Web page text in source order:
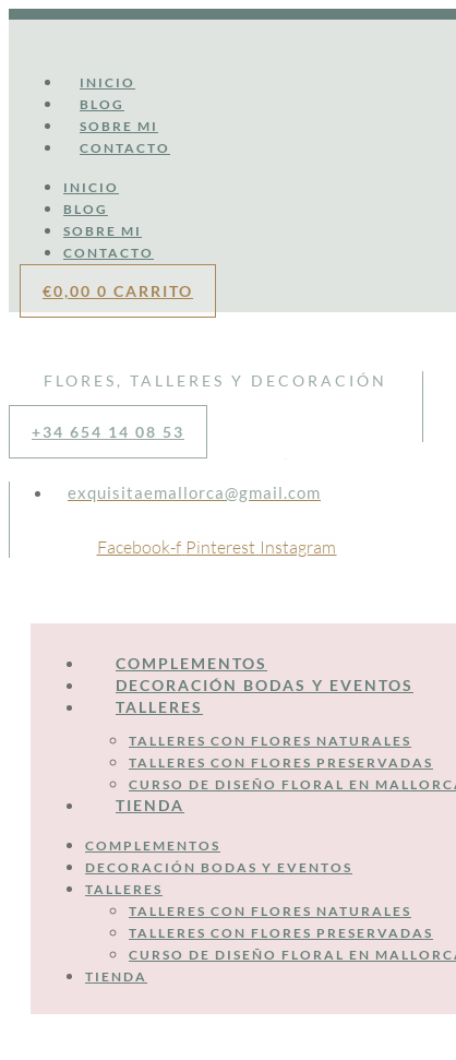
Ir
INICIO
BLOG
SOBRE MI
CONTACTO
INICIO
BLOG
SOBRE MI
CONTACTO
€0,00 0 CARRITO
FLORES, TALLERES Y DECORACIÓN
+34 654 14 08 53
exquisitaemallorca@gmail.com
Facebook-f Pinterest Instagram
COMPLEMENTOS
DECORACIÓN BODAS Y EVENTOS
TALLERES
TALLERES CON FLORES NATURALES
TALLERES CON FLORES PRESERVADAS
CURSO DE DISEÑO FLORAL EN
TIENDA
COMPLEMENTOS
DECORACIÓN BODAS Y EVENTOS
TALLERES
TALLERES CON FLORES NATURALES
TALLERES CON FLORES PRESERVADAS
CURSO DE DISEÑO FLORAL EN
TIENDA